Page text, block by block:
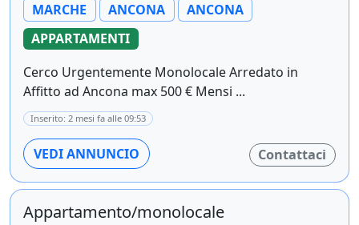
MARCHE ANCONA
ANCONA
APPARTAMENTI
Cerco Urgentemente Monolocale Arredato in
Affitto ad Ancona max 500 € Mensi ...
Inserito: 2 mesi fa alle 09:53
VEDI ANNUNCIO Contattaci
Appartamento/monolocale